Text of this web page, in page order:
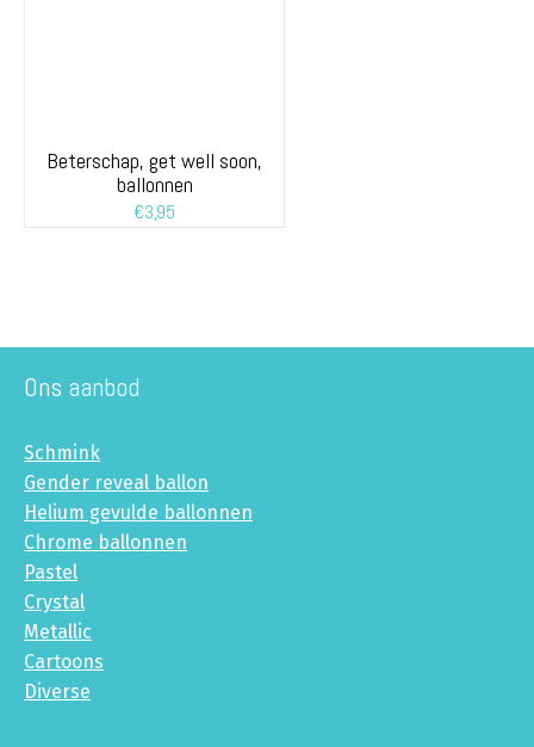
Beterschap, get well soon,
ballonnen
€3,95
Ons aanbod
Schmink
Gender reveal ballon
Helium gevulde ballonnen
Chrome ballonnen
Pastel
Crystal
Metallic
Cartoons
Diverse